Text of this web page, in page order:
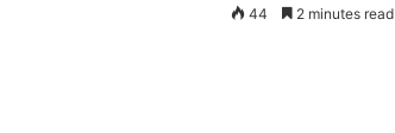
44 2 minutes read